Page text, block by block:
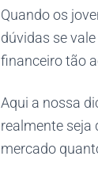
Quando os
dúvidas se
financeiro tão
Aqui a nossa
realmente seja
mercado